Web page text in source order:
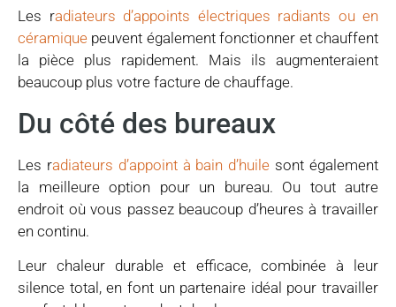
Les radiateurs d’appoints électriques radiants ou en
céramique peuvent également fonctionner et chauffent
la pièce plus rapidement. Mais ils augmenteraient
beaucoup plus votre facture de chauffage.
Du côté des bureaux
Les radiateurs d’appoint à bain d’huile sont également
la meilleure option pour un bureau. Ou tout autre
endroit où vous passez beaucoup d’heures à travailler
en continu.
Leur chaleur durable et efficace, combinée à leur
silence total, en font un partenaire idéal pour travailler